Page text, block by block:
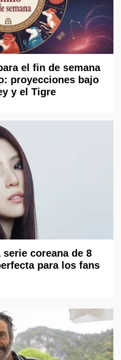
el fin de semana
proyecciones bajo
y el Tigre
coreana de 8
para los fans